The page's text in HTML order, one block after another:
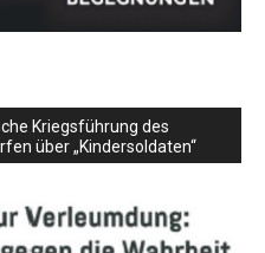
Kriegsführung des
über „Kindersoldaten“